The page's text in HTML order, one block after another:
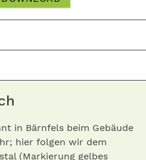
in Bärnfels beim Gebäude
hier folgen wir dem
(Markierung gelbes